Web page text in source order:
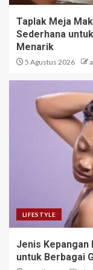
Taplak Meja
Sederhana
Menarik
5 Agustus 2026
LIFESTYLE
Jenis Kepangan
untuk Berbagai